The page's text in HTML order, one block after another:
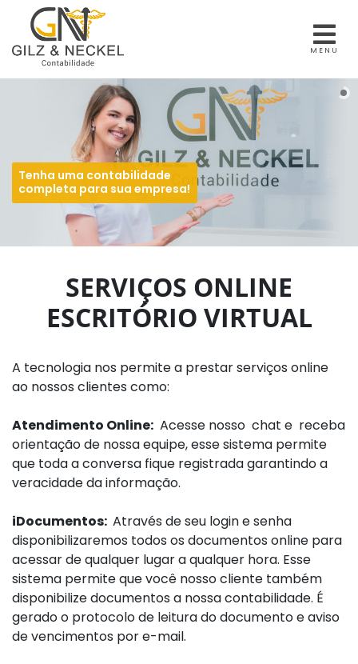
MENU
Tenha uma contabilidade
completa para sua empresa!
SERVIÇOS ONLINE
ESCRITÓRIO VIRTUAL
A tecnologia nos permite a prestar serviços online
ao nossos clientes como:
Atendimento Online: Acesse nosso chat e receba
orientação de nossa equipe, esse sistema permite
que toda a conversa fique registrada garantindo a
veracidade da informação.
iDocumentos: Através de seu login e senha
disponibilizaremos todos os documentos online para
acessar de qualquer lugar a qualquer hora. Esse
sistema permite que você nosso cliente também
disponibilize documentos a nossa contabilidade. É
gerado o protocolo de leitura do documento e aviso
de vencimentos por e-mail.